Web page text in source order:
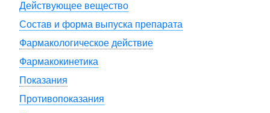
Действующее вещество
Состав и форма выпуска препарата
Фармакологическое действие
Фармакокинетика
Показания
Противопоказания